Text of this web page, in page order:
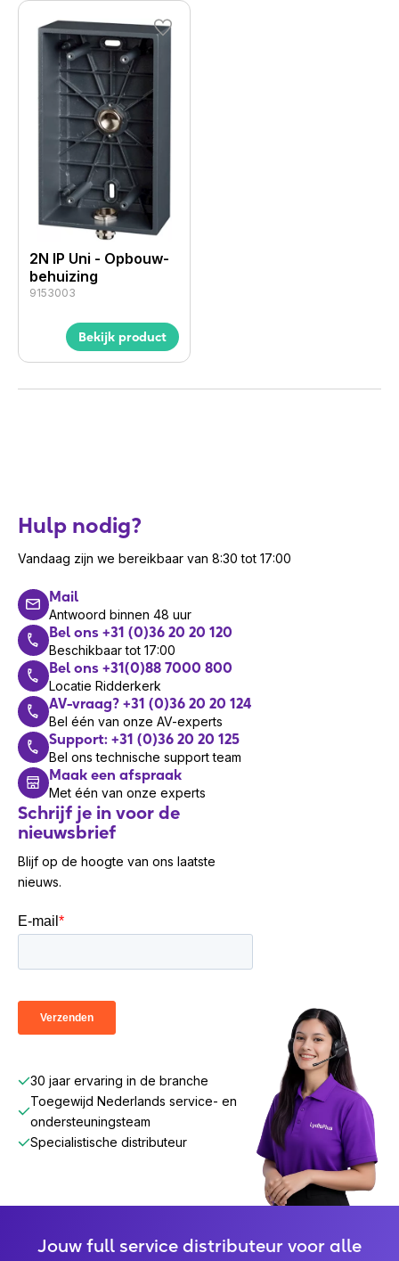
2N IP Uni - Opbouw­
be­huizing
9153003
Bekijk product
Hulp nodig?
Vandaag zijn we bereikbaar van 8:30 tot 17:00
Mail
Antwoord binnen 48 uur
Bel ons +31 (0)36 20 20 120
Beschikbaar tot 17:00
Bel ons +31(0)88 7000 800
Locatie Ridderkerk
AV-vraag? +31 (0)36 20 20 124
Bel één van onze AV-experts
Support: +31 (0)36 20 20 125
Bel ons technische support team
Maak een afspraak
Met één van onze experts
Schrijf je in voor de
nieuwsbrief
Blijf op de hoogte van ons laatste
nieuws.
30 jaar ervaring in de branche
Toegewijd Nederlands service- en
ondersteuningsteam
Specialistische distributeur
Jouw full service distributeur voor alle